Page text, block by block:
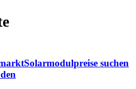
Solarmodulpreise suchen